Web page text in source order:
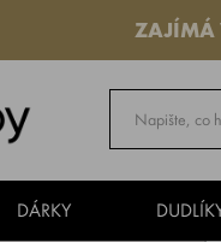
ZAJÍMÁ
DÁRKY